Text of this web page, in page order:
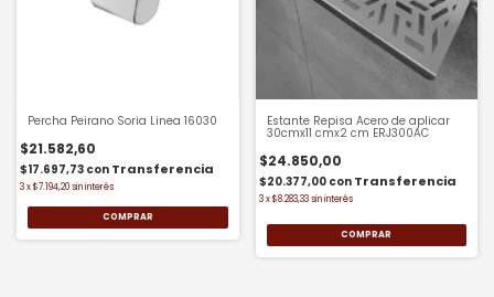
Percha Peirano Soria Linea 16030
$21.582,60
$17.697,73 con
3x$7.194,20sin interés
COMPRAR
Estante Repisa Acero de aplicar
30cmx11 cmx2 cm ERJ300AC
$24.850,00
$20.377,00 con
3 x$8.283,33 sin interés